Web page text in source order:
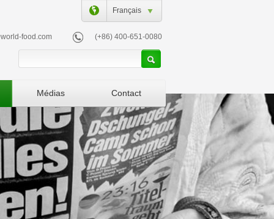
Français
food.com (+86) 400-651-0080
Médias Contact